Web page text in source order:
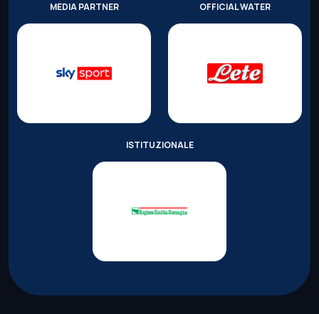
MEDIA PARTNER OFFICIAL WATER
ISTITUZIONALE